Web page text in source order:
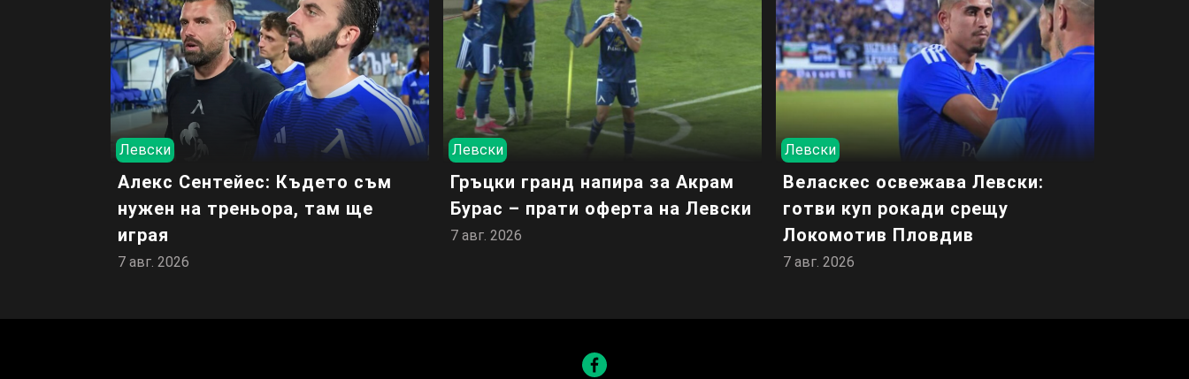
Левски
Алекс Сентейес: Където съм
нужен на треньора, там ще
играя
7 авг. 2026
Левски
Гръцки гранд напира за Акрам
Бурас – прати оферта на Левски
7 авг. 2026
Левски
Веласкес освежава Левски:
готви куп рокади срещу
Локомотив Пловдив
7 авг. 2026